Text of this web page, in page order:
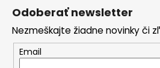
Odoberať newsletter
Nezmeškajte žiadne novinky či
Email